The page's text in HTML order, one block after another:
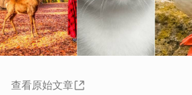
查看原始文章